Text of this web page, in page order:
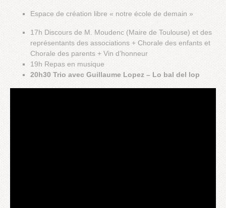
Espace de création libre « notre école de demain »
17h Discours de M. Moudenc (Maire de Toulouse) et des
représentants des associations + Chorale des enfants et
Chorale des parents + Vin d’honneur
19h Repas en musique
20h30 Trio avec Guillaume Lopez – Lo bal del lop